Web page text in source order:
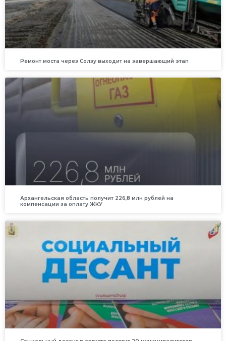
Ремонт моста через Солзу выходит на завершающий этап
Архангельская область получит 226,8 млн рублей на
компенсации за оплату ЖКУ